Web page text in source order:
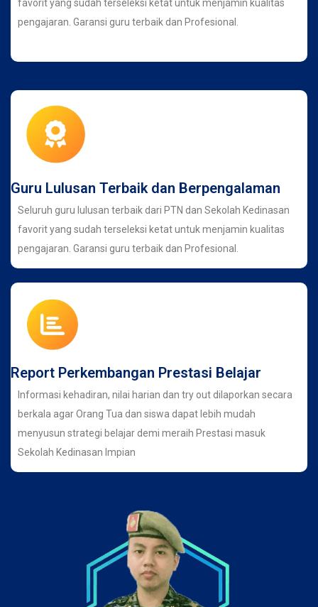
favorit yang sudah terseleksi ketat untuk menjamin kualitas
pengajaran. Garansi guru terbaik dan Profesional.
Guru Lulusan Terbaik dan Berpengalaman
Seluruh guru lulusan terbaik dari PTN dan Sekolah Kedinasan
favorit yang sudah terseleksi ketat untuk menjamin kualitas
pengajaran. Garansi guru terbaik dan Profesional.
Report Perkembangan Prestasi Belajar
Informasi kehadiran, nilai harian dan try out dilaporkan secara
berkala agar Orang Tua dan siswa dapat lebih mudah
menyusun strategi belajar demi meraih Prestasi masuk
Sekolah Kedinasan Impian